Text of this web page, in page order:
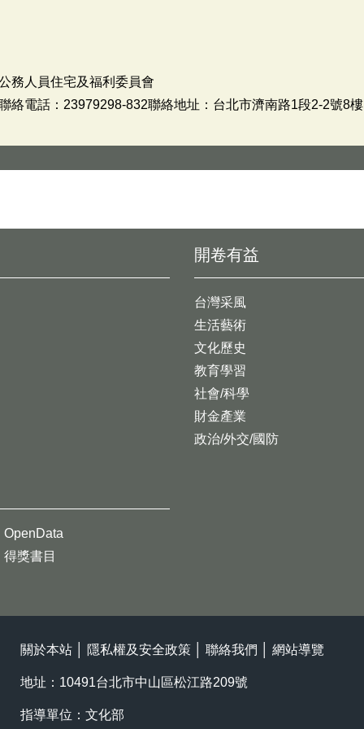
務人員住宅及福利委員會
絡電話：23979298-832聯絡地址：台北市濟南路1段2-2號8樓
開卷有益
台灣采風
生活藝術
文化歷史
教育學習
社會/科學
財金產業
政治/外交/國防
OpenData
得獎書目
關於本站 隱私權及安全政策 聯絡我們 網站導覽
地址：10491台北市中山區松江路209號
指導單位：文化部